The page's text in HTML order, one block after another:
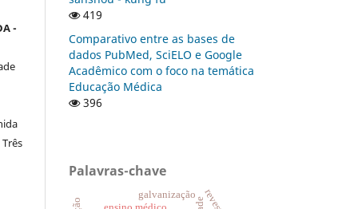
-
419
Comparativo entre as bases de
dados PubMed, SciELO e Google
Acadêmico com o foco na temática
Educação Médica
396
Palavras-chave
galvanização